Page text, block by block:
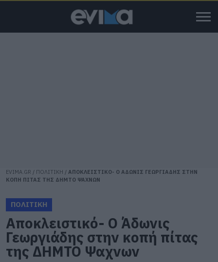
EVIMA.GR / ΠΟΛΙΤΙΚΗ / ΑΠΟΚΛΕΙΣΤΙΚΟ- Ο ΑΔΩΝΙΣ ΓΕΩΡΓΙΑΔΗΣ ΣΤΗΝ
ΚΟΠΗ ΠΙΤΑΣ ΤΗΣ ΔΗΜΤΟ ΨΑΧΝΩΝ
ΠΟΛΙΤΙΚΗ
Αποκλειστικό- Ο Άδωνις
Γεωργιάδης στην κοπή πίτας
της ΔΗΜΤΟ Ψαχνων